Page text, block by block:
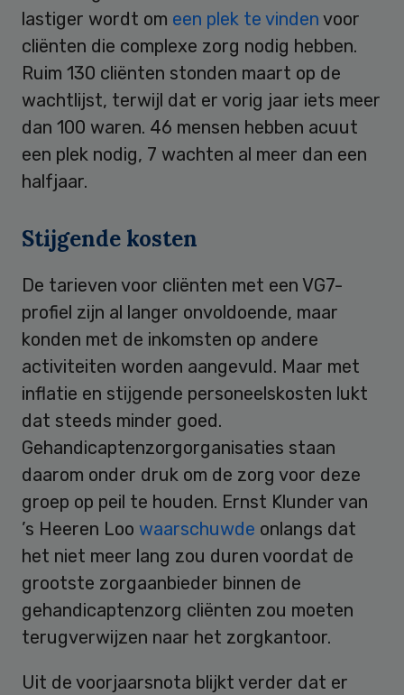
lastiger wordt om een plek te vinden voor
cliënten die complexe zorg nodig hebben.
Ruim 130 cliënten stonden maart op de
wachtlijst, terwijl dat er vorig jaar iets meer
dan 100 waren. 46 mensen hebben acuut
een plek nodig, 7 wachten al meer dan een
halfjaar.
Stijgende kosten
De tarieven voor cliënten met een VG7-
profiel zijn al langer onvoldoende, maar
konden met de inkomsten op andere
activiteiten worden aangevuld. Maar met
inflatie en stijgende personeelskosten lukt
dat steeds minder goed.
Gehandicaptenzorgorganisaties staan
daarom onder druk om de zorg voor deze
groep op peil te houden. Ernst Klunder van
’s Heeren Loo waarschuwde onlangs dat
het niet meer lang zou duren voordat de
grootste zorgaanbieder binnen de
gehandicaptenzorg cliënten zou moeten
terugverwijzen naar het zorgkantoor.
Uit de voorjaarsnota blijkt verder dat er